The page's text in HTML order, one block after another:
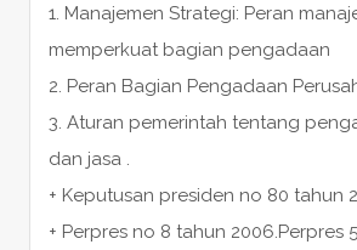
1. Manajemen Strategi: Peran
memperkuat bagian pengadaan
2. Peran Bagian Pengadaan
3. Aturan pemerintah tentang
dan jasa .
+ Keputusan presiden no 80 tahun
+ Perpres no 8 tahun 2006.Perpres